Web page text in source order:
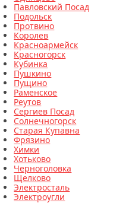
Павловский Посад
Подольск
Протвино
Королев
Красноармейск
Красногорск
Кубинка
Пушкино
Пущино
Раменское
Реутов
Сергиев Посад
Солнечногорск
Старая Купавна
Фрязино
Химки
Хотьково
Черноголовка
Щелково
Электросталь
Электроугли